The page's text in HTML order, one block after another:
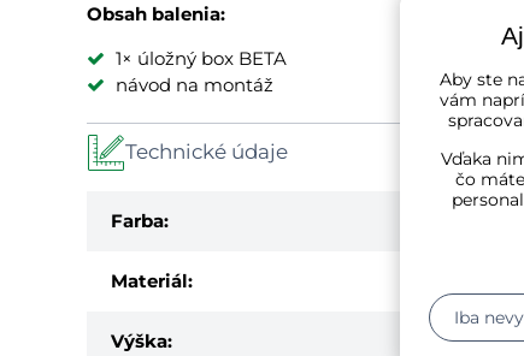
Obsah balenia:
1× úložný box BETA
návod na montáž
Technické údaje
Farba:
Materiál:
Výška:
Aby ste
vám
Vďaka
čo
Iba